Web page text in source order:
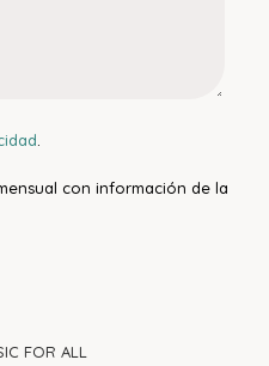
con información de la
FOR ALL